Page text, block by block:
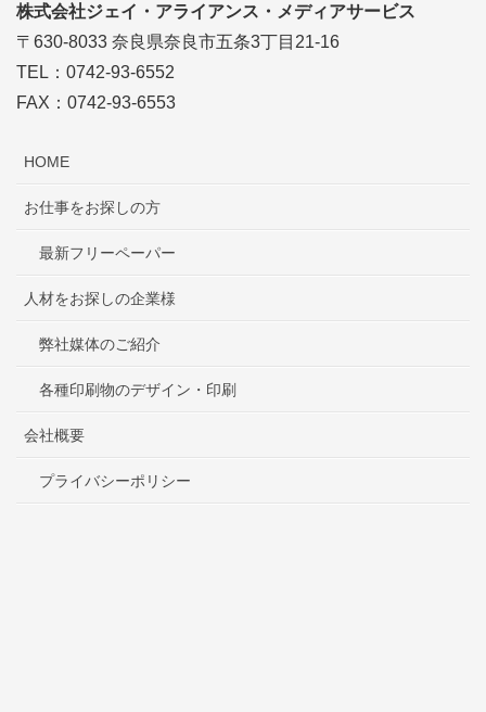
株式会社ジェイ・アライアンス・メディアサービス
〒630-8033 奈良県奈良市五条3丁目21-16
TEL：0742-93-6552
FAX：0742-93-6553
HOME
お仕事をお探しの方
最新フリーペーパー
人材をお探しの企業様
弊社媒体のご紹介
各種印刷物のデザイン・印刷
会社概要
プライバシーポリシー